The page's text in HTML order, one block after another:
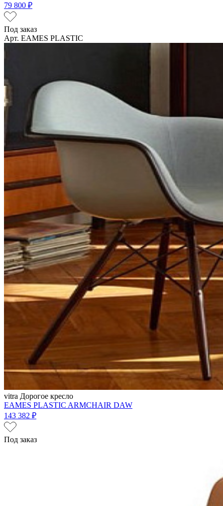
79 800 ₽
Под заказ
Арт. EAMES PLASTIC
vitra Дорогое кресло
EAMES PLASTIC ARMCHAIR DAW
143 382 ₽
Под заказ